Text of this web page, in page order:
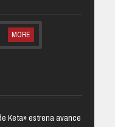
MORE
Keta» estrena avance